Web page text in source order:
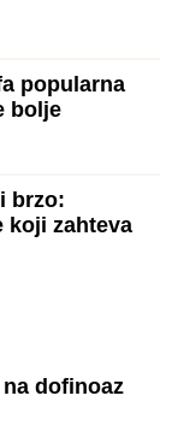
popularna
bolje
brzo:
koji zahteva
dofinoaz